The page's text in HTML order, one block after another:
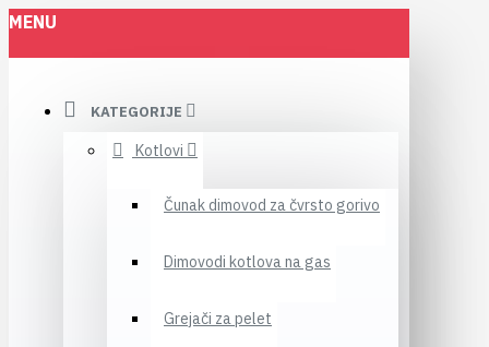
MENU
KATEGORIJE
Kotlovi
Čunak dimovod za čvrsto gorivo
Dimovodi kotlova na gas
Grejači za pelet